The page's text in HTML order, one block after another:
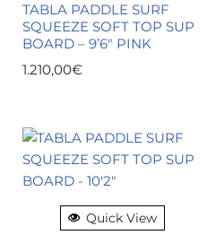
TABLA PADDLE SURF
SQUEEZE SOFT TOP SUP
BOARD – 9’6″ PINK
1.210,00€
Quick View